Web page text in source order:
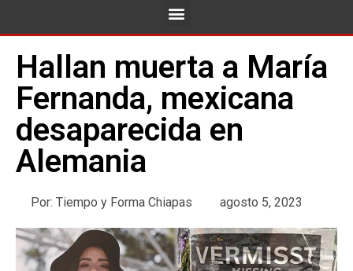
Hallan muerta a María
Fernanda, mexicana
desaparecida en
Alemania
Por: Tiempo y Forma Chiapas agosto 5, 2023